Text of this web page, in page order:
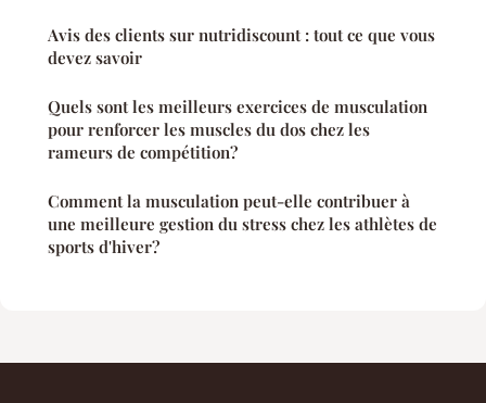
Avis des clients sur nutridiscount : tout ce que vous
devez savoir
Quels sont les meilleurs exercices de musculation
pour renforcer les muscles du dos chez les
rameurs de compétition?
Comment la musculation peut-elle contribuer à
une meilleure gestion du stress chez les athlètes de
sports d'hiver?